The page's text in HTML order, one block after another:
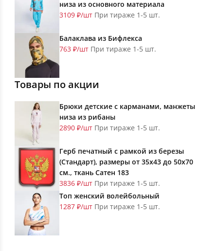
низа из основного материала
3109 ₽/шт При тираже 1-5 шт.
Балаклава из Бифлекса
763 ₽/шт При тираже 1-5 шт.
Товары по акции
Брюки детские с карманами, манжеты
низа из рибаны
2890 ₽/шт При тираже 1-5 шт.
Герб печатный с рамкой из березы
(Стандарт), размеры от 35х43 до 50х70
см., ткань Сатен 183
3836 ₽/шт При тираже 1-5 шт.
Топ женский волейбольный
1287 ₽/шт При тираже 1-5 шт.